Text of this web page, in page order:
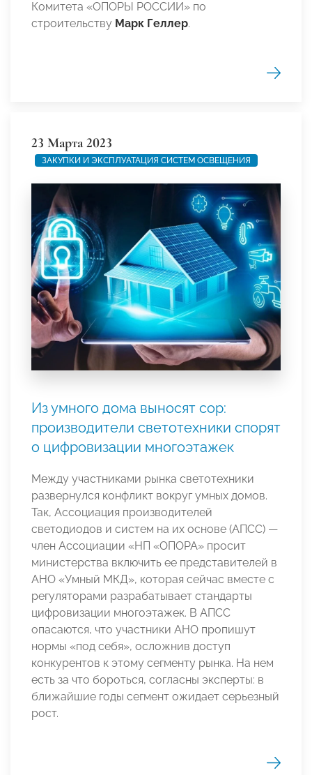
Комитета «ОПОРЫ РОССИИ» по
строительству Марк Геллер.
23 Марта 2023
ЗАКУПКИ И ЭКСПЛУАТАЦИЯ СИСТЕМ ОСВЕЩЕНИЯ
Из умного дома выносят сор:
производители светотехники спорят
о цифровизации многоэтажек
Между участниками рынка светотехники
развернулся конфликт вокруг умных домов.
Так, Ассоциация производителей
светодиодов и систем на их основе (АПСС) —
член Ассоциации «НП «ОПОРА» просит
министерства включить ее представителей в
АНО «Умный МКД», которая сейчас вместе с
регуляторами разрабатывает стандарты
цифровизации многоэтажек. В АПСС
опасаются, что участники АНО пропишут
нормы «под себя», осложнив доступ
конкурентов к этому сегменту рынка. На нем
есть за что бороться, согласны эксперты: в
ближайшие годы сегмент ожидает серьезный
рост.